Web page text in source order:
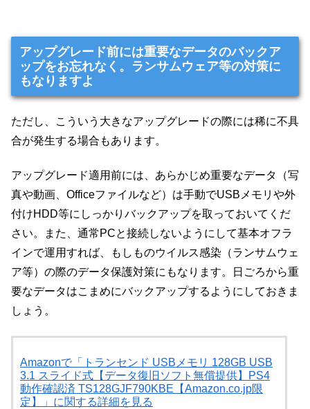
アップグレード前には重要なデータのバックア
ップをお忘れなく。ランサムウェア等の対策に
もなりますよ
ただし、こういう大きなアップグレードの際には稀に不具
合が発生する場合もあります。
アップグレード適用前には、あらかじめ重要なデータ（写
真や動画、Officeファイルなど）は手動でUSBメモリや外
付けHDD等にしっかりバックアップを取っておいてくだ
さい。また、通常PCと接続しないようにして基本オフラ
インで運用すれば、もしものウイルス感染（ランサムウェ
ア等）の際のデータ保護対策にもなります。日ごろから重
要なデータはこまめにバックアップするようにしておきま
しょう。
Amazonで「トランセンド USBメモリ 128GB USB
3.1 スライド式【データ復旧ソフト無償提供】PS4
動作確認済 TS128GJF790KBE【Amazon.co.jp限
定】」に関する詳細を見る